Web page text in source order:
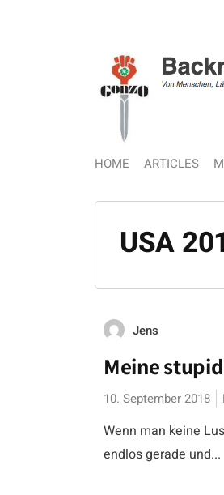
HOME ARTICLES
USA
Jens
Meine
10. September 2018
Wenn man keine
endlos gerade und...